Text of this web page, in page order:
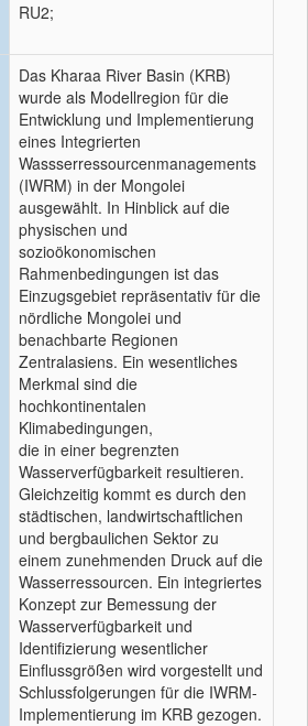
RU2;
Das Kharaa River Basin (KRB)
wurde als Modellregion für die
Entwicklung und Implementierung
eines Integrierten
Wassserressourcenmanagements
(IWRM) in der Mongolei
ausgewählt. In Hinblick auf die
physischen und
sozioökonomischen
Rahmenbedingungen ist das
Einzugsgebiet repräsentativ für die
nördliche Mongolei und
benachbarte Regionen
Zentralasiens. Ein wesentliches
Merkmal sind die
hochkontinentalen
Klimabedingungen,
die in einer begrenzten
Wasserverfügbarkeit resultieren.
Gleichzeitig kommt es durch den
städtischen, landwirtschaftlichen
und bergbaulichen Sektor zu
einem zunehmenden Druck auf die
Wasserressourcen. Ein integriertes
Konzept zur Bemessung der
Wasserverfügbarkeit und
Identifizierung wesentlicher
Einflussgrößen wird vorgestellt und
Schlussfolgerungen für die IWRM-
Implementierung im KRB gezogen.